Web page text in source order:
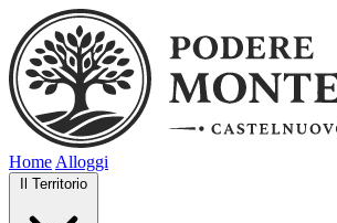
Home Alloggi
Il Territorio